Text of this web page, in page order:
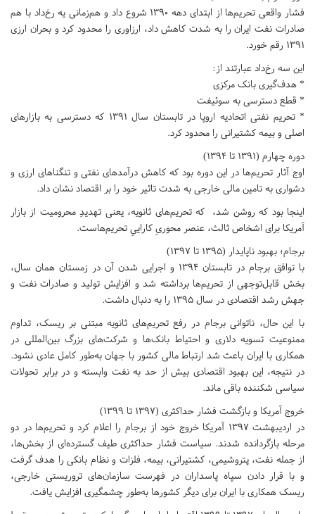
فشار واقعی تحریم‌ها از ابتدای دهه ۱۳۹۰ شروع داد و هم‌زمانی یه رخ‌داد با هم
صادرات نفت ایران را به شدت کاهش داد، ارزاوری را محدود کرد و بحران ارزی
۱۳۹۱ رقم خورد.
این سه رخ‌داد عبارتند از:
* هدف‌گیری بانک مرکزی
* قطع دسترسی به سوئیفت
* تحریم نفتی اتحادیه اروپا در تابستان سال ۱۳۹۱ که دسترسی به بازارهای
اصلی و بیمه کشتیرانی را محدود کرد.
دوره چهارم (۱۳۹۱ تا ۱۳۹۴)
اوج آثار تحریم‌ها در این دوره بود که کاهش درآمدهای نفتی و تنگناهای ارزی و
دشواری به تامین مالی خارجی به شدت تاثیر خود را بر اقتصاد نشان داد.
اینجا بود که روشن شد، که تحریم‌های ثانویه، یعنی تهدیدِ محروميت از بازار
آمریکا برای اشخاص ثالث، عنصر محوریِ کاراییِ تحریم‌هاست.
برجام؛ بهبود ناپایدار (۱۳۹۵ تا ۱۳۹۷)
با توافق برجام در تابستان ۱۳۹۴ و اجرایی شدن آن در زمستان همان سال،
بخش قابل‌توجهی از تحریم‌ها برداشته شد و افزایش تولید و صادرات نفت و
جهش رشد اقتصادی در سال ۱۳۹۵ را به دنبال داشت.
با این حال، ناتوانی برجام در رفع تحریم‌های ثانویه مبتنی بر ریسک، تداوم
ممنوعیت تسویه دلاری و احتیاط بانک‌ها و شرکت‌های بزرگ بین‌المللی در
همکاری با ایران باعث شد ارتباط مالی کشور با جهان به‌طور کامل عادی نشود.
در نتیجه، این بهبود اقتصادی بیش از حد به نفت وابسته و در برابر تحولات
سیاسی شکننده باقی ماند.
خروج آمریکا و بازگشت فشار حداکثری (۱۳۹۷ تا ۱۳۹۹)
در اردیبهشت ۱۳۹۷ آمریکا خروج خود از برجام را اعلام کرد و تحریم‌ها در دو
مرحله بازگردانده شدند. سیاست فشار حداکثری طیف گسترده‌ای از بخش‌ها،
از جمله نفت، پتروشیمی، کشتیرانی، بیمه، فلزات و نظام بانکی را هدف گرفت
و با قرار دادن سپاه پاسداران در فهرست سازمان‌های تروریستی خارجی،
ریسک همکاری با ایران برای دیگر کشورها به‌طور چشمگیری افزایش یافت.